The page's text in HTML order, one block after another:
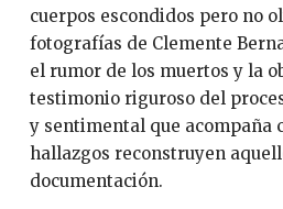
cuerpos escondidos pero no
fotografías de Clemente
el rumor de los muertos y la
testimonio riguroso del
y sentimental que acompaña
hallazgos reconstruyen
documentación.